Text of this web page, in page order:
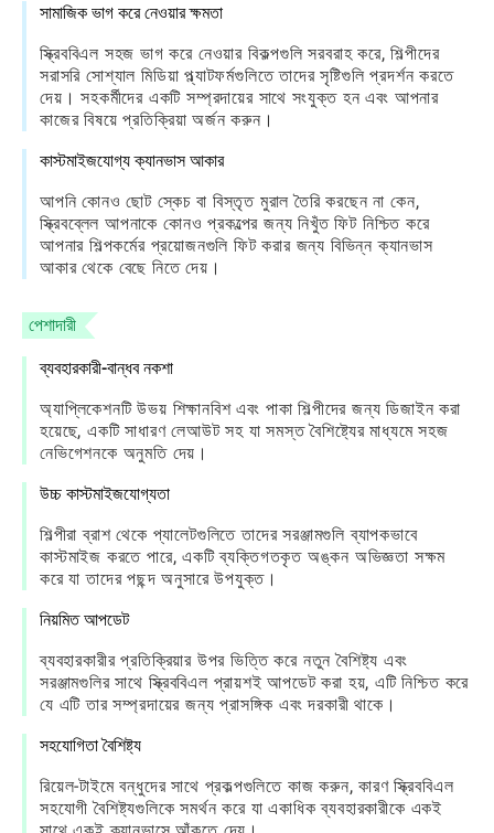
সামাজিক ভাগ করে নেওয়ার ক্ষমতা
স্ক্রিববিএল সহজ ভাগ করে নেওয়ার বিকল্পগুলি সরবরাহ করে, শিল্পীদের
সরাসরি সোশ্যাল মিডিয়া প্ল্যাটফর্মগুলিতে তাদের সৃষ্টিগুলি প্রদর্শন করতে
দেয়। সহকর্মীদের একটি সম্প্রদায়ের সাথে সংযুক্ত হন এবং আপনার
কাজের বিষয়ে প্রতিক্রিয়া অর্জন করুন।
কাস্টমাইজযোগ্য ক্যানভাস আকার
আপনি কোনও ছোট স্কেচ বা বিস্তৃত মুরাল তৈরি করছেন না কেন,
স্ক্রিবব্লেল আপনাকে কোনও প্রকল্পের জন্য নিখুঁত ফিট নিশ্চিত করে
আপনার শিল্পকর্মের প্রয়োজনগুলি ফিট করার জন্য বিভিন্ন ক্যানভাস
আকার থেকে বেছে নিতে দেয়।
পেশাদারী
ব্যবহারকারী-বান্ধব নকশা
অ্যাপ্লিকেশনটি উভয় শিক্ষানবিশ এবং পাকা শিল্পীদের জন্য ডিজাইন করা
হয়েছে, একটি সাধারণ লেআউট সহ যা সমস্ত বৈশিষ্ট্যের মাধ্যমে সহজ
নেভিগেশনকে অনুমতি দেয়।
উচ্চ কাস্টমাইজযোগ্যতা
শিল্পীরা ব্রাশ থেকে প্যালেটগুলিতে তাদের সরঞ্জামগুলি ব্যাপকভাবে
কাস্টমাইজ করতে পারে, একটি ব্যক্তিগতকৃত অঙ্কন অভিজ্ঞতা সক্ষম
করে যা তাদের পছন্দ অনুসারে উপযুক্ত।
নিয়মিত আপডেট
ব্যবহারকারীর প্রতিক্রিয়ার উপর ভিত্তি করে নতুন বৈশিষ্ট্য এবং
সরঞ্জামগুলির সাথে স্ক্রিববিএল প্রায়শই আপডেট করা হয়, এটি নিশ্চিত করে
যে এটি তার সম্প্রদায়ের জন্য প্রাসঙ্গিক এবং দরকারী থাকে।
সহযোগিতা বৈশিষ্ট্য
রিয়েল-টাইমে বন্ধুদের সাথে প্রকল্পগুলিতে কাজ করুন, কারণ স্ক্রিববিএল
সহযোগী বৈশিষ্ট্যগুলিকে সমর্থন করে যা একাধিক ব্যবহারকারীকে একই